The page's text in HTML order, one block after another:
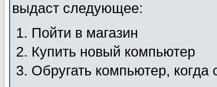
выдаст следующее:
Пойти в магазин
Купить новый компьютер
Обругать компьютер, когда